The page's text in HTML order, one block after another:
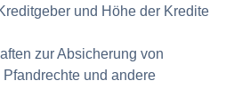
und Höhe der Kredite
zur Absicherung von
und andere